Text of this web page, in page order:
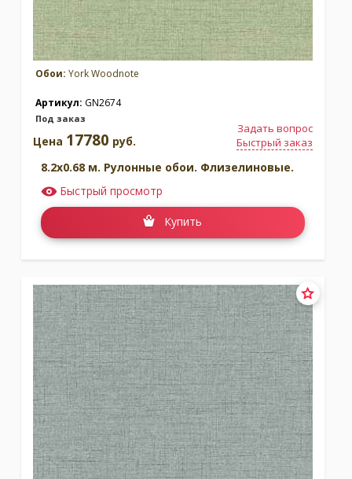
Обои: York Woodnote
Артикул: GN2674
Под заказ
Задать вопрос
Быстрый заказ
Цена 17780 руб.
8.2x0.68 м. Рулонные обои. Флизелиновые.
Быстрый просмотр
Купить